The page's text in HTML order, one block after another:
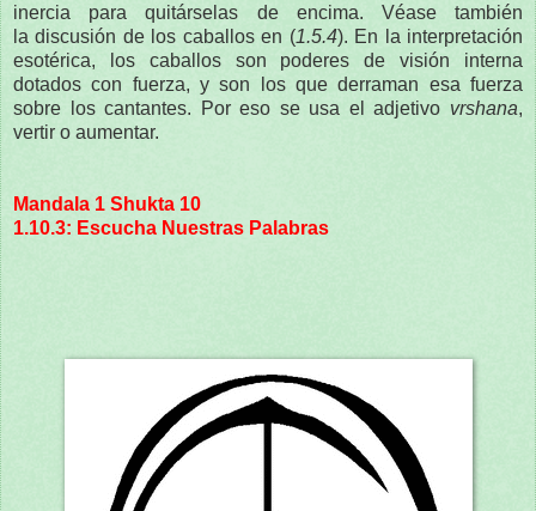
inercia para quitárselas de encima. Véase también
la discusión de los caballos en (1.5.4). En la interpretación
esotérica, los caballos son poderes de visión interna
dotados con fuerza, y son los que derraman esa fuerza
sobre los cantantes. Por eso se usa el adjetivo vrshana,
vertir o aumentar.
Mandala 1 Shukta 10
1.10.3: Escucha Nuestras Palabras